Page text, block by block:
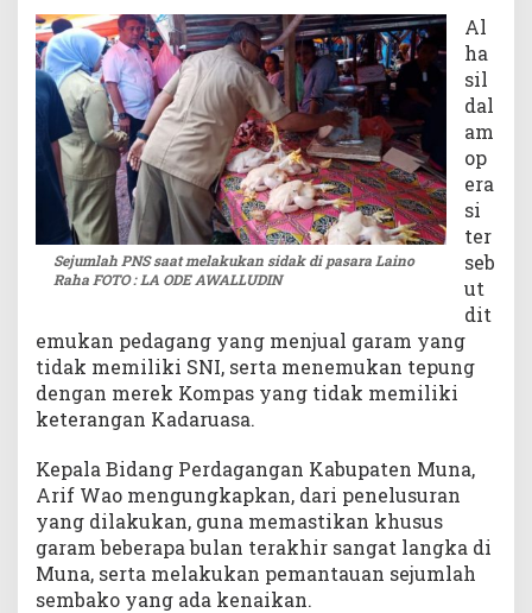
T
r
a
d
i
s
i
o
n
a
l
,
i
H
a
s
l
n
y
a
Sejumlah PNS saat melakukan sidak di pasara Laino
Raha FOTO : LA ODE AWALLUDIN
Al
ha
sil
dal
am
op
era
si
ter
seb
ut
dit
emukan pedagang yang menjual garam yang
tidak memiliki SNI, serta menemukan tepung
dengan merek Kompas yang tidak memiliki
keterangan Kadaruasa.
Kepala Bidang Perdagangan Kabupaten Muna,
Arif Wao mengungkapkan, dari penelusuran
yang dilakukan, guna memastikan khusus
garam beberapa bulan terakhir sangat langka di
Muna, serta melakukan pemantauan sejumlah
sembako yang ada kenaikan.